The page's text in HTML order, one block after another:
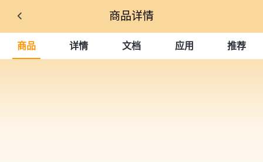
商品详情
商品 详情 文档 应用 推荐